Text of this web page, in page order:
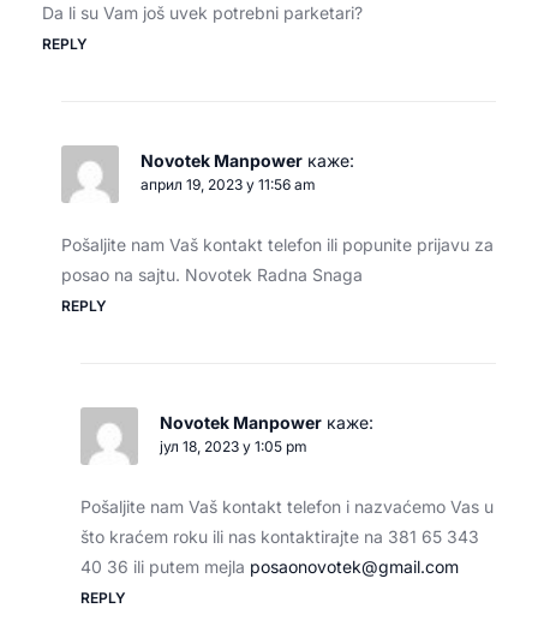
Da li su Vam još uvek potrebni parketari?
REPLY
Novotek Manpower каже:
април 19, 2023 у 11:56 am
Pošaljite nam Vaš kontakt telefon ili popunite prijavu za
posao na sajtu. Novotek Radna Snaga
REPLY
Novotek Manpower каже:
јул 18, 2023 у 1:05 pm
Pošaljite nam Vaš kontakt telefon i nazvaćemo Vas u
što kraćem roku ili nas kontaktirajte na 381 65 343
40 36 ili putem mejla posaonovotek@gmail.com
REPLY